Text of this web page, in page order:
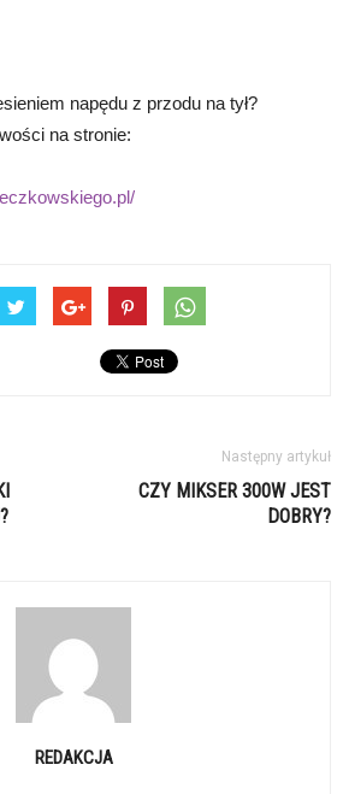
napędu z przodu na tył?
na stronie:
Następny artykuł
CZY MIKSER 300W JEST
DOBRY?
REDAKCJA